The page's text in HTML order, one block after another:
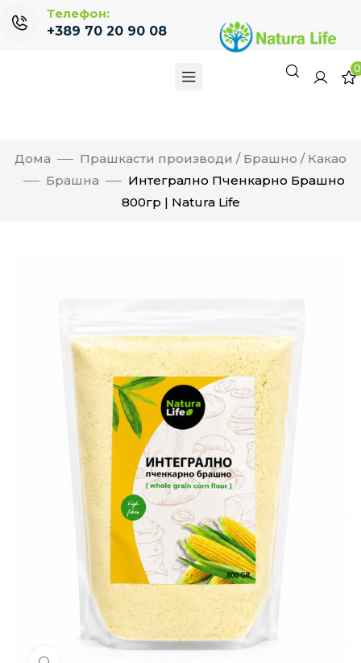
Телефон:
+389 70 20 90 08
0
Дома
Прашкасти производи / Брашно / Какао
Брашна
Интегрално Пченкарно Брашно
800гр | Natura Life